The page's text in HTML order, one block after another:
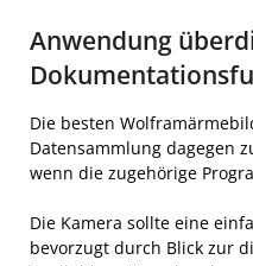
Anwendung
Die besten
Datensammlung dagegen
wenn die zugehörige
Die Kamera sollte eine
bevorzugt durch Blick zur